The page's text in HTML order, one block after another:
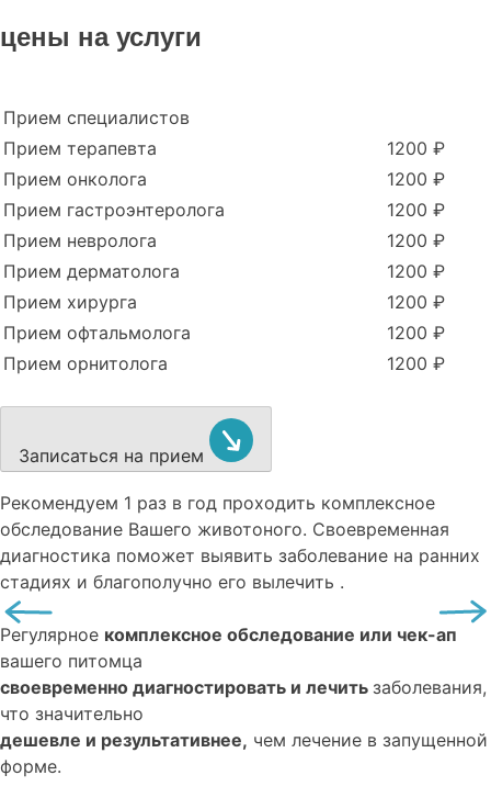
цены на услуги
Прием специалистов
Прием терапевта
1200 ₽
Прием онколога
1200 ₽
Прием гастроэнтеролога
1200 ₽
Прием невролога
1200 ₽
Прием дерматолога
1200 ₽
Прием хирурга
1200 ₽
Прием офтальмолога
1200 ₽
Прием орнитолога
1200 ₽
Записаться на прием
Рекомендуем 1 раз в год проходить комплексное
обследование Вашего животоного. Своевременная
диагностика поможет выявить заболевание на ранних
стадиях и благополучно его вылечить .
Регулярное комплексное обследование или чек-ап
вашего питомца
своевременно диагностировать и лечить заболевания,
что значительно
дешевле и результативнее, чем лечение в запущенной
форме.